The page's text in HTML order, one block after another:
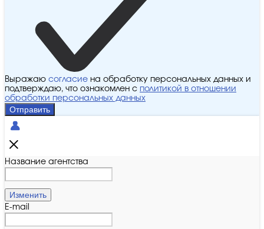
Выражаю согласие на обработку персональных данных и
подтверждаю, что ознакомлен с политикой в отношении
обработки персональных данных
Отправить
Название агентства
Изменить
E-mail